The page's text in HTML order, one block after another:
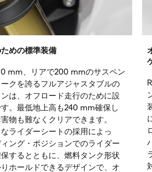
めの標準装備
mm、リアで200 mmのサスペン
クを誇るフルアジャスタブルの
は、オフロード走行のために設
。最低地上高も240 mm確保し
物も難なくクリアできます。
ライダーシートの採用によっ
ング・ポジションでのライダー
するとともに、燃料タンク形状
ホールドできるデザインで、オ